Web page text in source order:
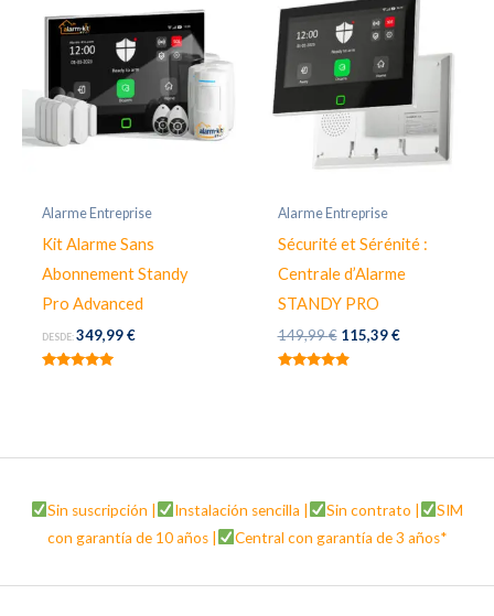
Alarme Entreprise
Kit Alarme Sans
Abonnement Standy
Pro Advanced
DESDE:349,99€
Alarme Entreprise
Sécurité et Sérénité :
Centrale d’Alarme
STANDY PRO
149,99€ El
precio
original
115,39€El
Sin suscripción | Instalación sencilla | Sin contrato |
SIM
con garantía de 10 años |
Central con garantía de 3 años*